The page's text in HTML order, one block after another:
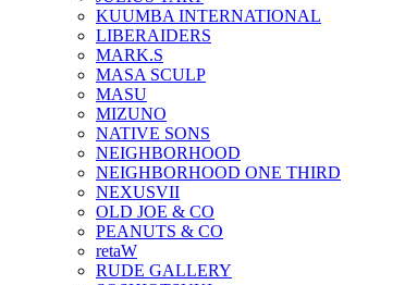
KUUMBA INTERNATIONAL
LIBERAIDERS
MARK.S
MASA SCULP
MASU
MIZUNO
NATIVE SONS
NEIGHBORHOOD
NEIGHBORHOOD ONE THIRD
NEXUSVII
OLD JOE & CO
PEANUTS & CO
retaW
RUDE GALLERY